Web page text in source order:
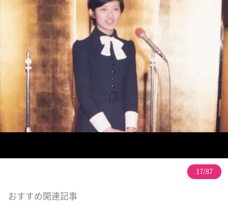
17/87
おすすめ関連記事